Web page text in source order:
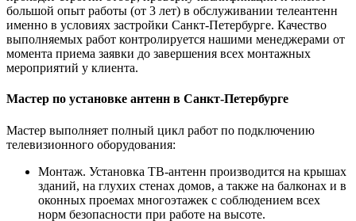
большой опыт работы (от 3 лет) в обслуживании телеантенн
именно в условиях застройки Санкт-Петербурге. Качество
выполняемых работ контролируется нашими менеджерами от
момента приема заявки до завершения всех монтажных
мероприятий у клиента.
Мастер по установке антенн в Санкт-Петербурге
Мастер выполняет полный цикл работ по подключению
телевизионного оборудования:
Монтаж. Установка ТВ-антенн производится на крышах
зданий, на глухих стенах домов, а также на балконах и в
оконных проемах многоэтажек с соблюдением всех
норм безопасности при работе на высоте.